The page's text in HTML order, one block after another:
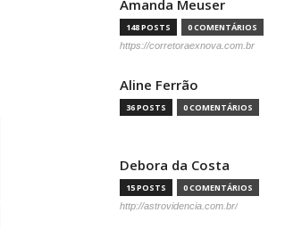
Amanda Meuser
148 POSTS 0 COMENTÁRIOS
https://corretoraexnova.com.br
Aline Ferrão
36 POSTS 0 COMENTÁRIOS
Debora da Costa
15 POSTS 0 COMENTÁRIOS
http://astrovidencia.com.br/